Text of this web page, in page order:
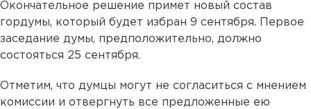
Окончательное решение примет новый состав
гордумы, который будет избран 9 сентября. Первое
заседание думы, предположительно, должно
состояться 25 сентября.
Отметим, что думцы могут не согласиться с мнением
комиссии и отвергнуть все предложенные ею